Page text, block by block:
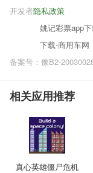
隐私政策
开发者
姚记彩票app
下载-商用车网
备案号：豫B2-
相关应用推荐
真心英雄僵尸危机